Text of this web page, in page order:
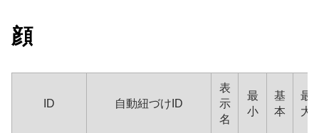
顔
ID 自動紐づけID
表
示
名
最
小
基
本
最
大